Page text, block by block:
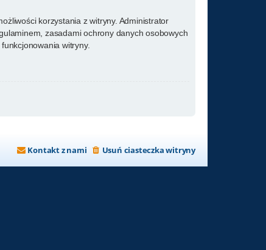
korzystania z witryny. Administrator
zasadami ochrony danych osobowych
witryny.
Usuń ciasteczka witryny
Kontakt z nami